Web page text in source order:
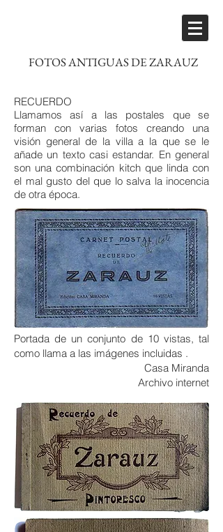
FOTOS ANTIGUAS DE ZARAUZ
RECUERDO
Llamamos así a las postales que se
forman con varias fotos creando una
visión general de la villa a la que se le
añade un texto casi estandar. En general
son una combinación kitch que linda con
el mal gusto del que lo salva la inocencia
de otra época.
Portada de un conjunto de 10 vistas, tal
como llama a las imágenes incluidas .
Casa Miranda
Archivo internet